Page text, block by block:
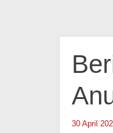
30 April